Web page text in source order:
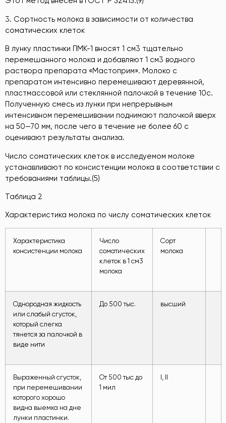
3. Сортность молока в зависимости от количества
соматических клеток
В лунку пластинки ПМК-1 вносят 1 см3 тщательно
перемешанного молока и добавляют 1 см3 водного
раствора препарата «Мастоприм». Молоко с
препаратом интенсивно перемешивают деревянной,
пластмассовой или стеклянной палочкой в течение 10с.
Полученную смесь из лунки при непрерывным
интенсивном перемешивании поднимают палочкой вверх
на 50—70 мм, после чего в течение не более 60 с
оценивают результаты анализа.
Число соматических клеток в исследуемом молоке
устанавливают по консистенции молока в соответствии с
требованиями таблицы.(5)
Таблица 2
Характеристика молока по числу соматических клеток
Характеристика
консистенции молока
Число
соматических
клеток в 1 см3
молока
Сорт
молока
Однородная жидкость
или слабый сгусток,
который слегка
тянется за палочкой в
виде нити
До 500 тыс. высший
Выраженный сгусток,
при перемешивании
которого хорошо
видна выемка на дне
лунки пластинки.
От 500 тыс до
1 мил